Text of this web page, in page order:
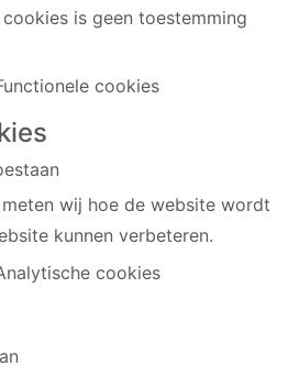
is geen toestemming
cookies
wij hoe de website wordt
kunnen verbeteren.
cookies